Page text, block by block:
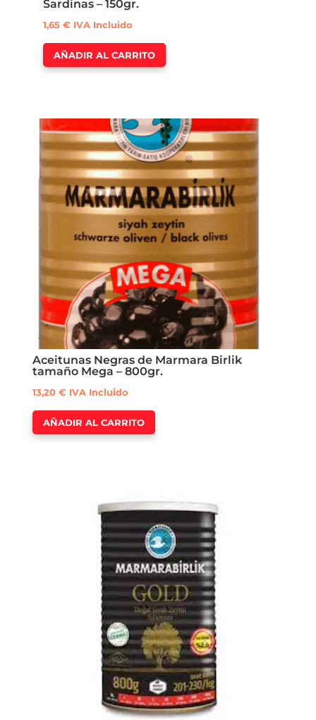
Sardinas – 150gr.
1,65 € IVA Incluido
AÑADIR AL CARRITO
Aceitunas Negras de Marmara Birlik
tamaño Mega – 800gr.
13,20€ IVA Incluido
AÑADIR AL CARRITO